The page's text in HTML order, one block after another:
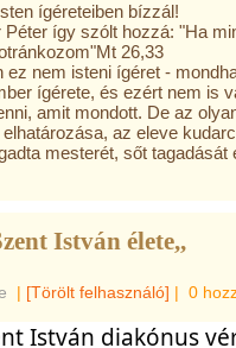
ígéreteiben bízzál!
Péter így szólt hozzá: "Ha
26,33
ez nem isteni ígéret -
ígérete, és ezért nem is
amit mondott. De az
az eleve
mesterét, sőt
István élete,,
| [Törölt felhasználó] | 0
István diakónus